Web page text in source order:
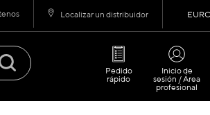
Localizar un distribuidor
Pedido
rápido
Inicio de
sesión / Área
profesional